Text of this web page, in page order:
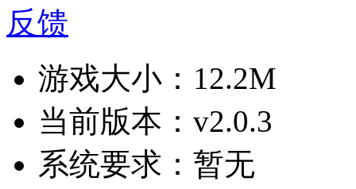
反馈
游戏大小： 12.2M
当前版本： v2.0.3
系统要求： 暂无